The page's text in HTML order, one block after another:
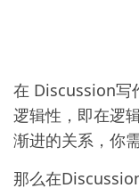
在 Discussion写
逻辑性，即在逻
渐进的关系，你
那么在